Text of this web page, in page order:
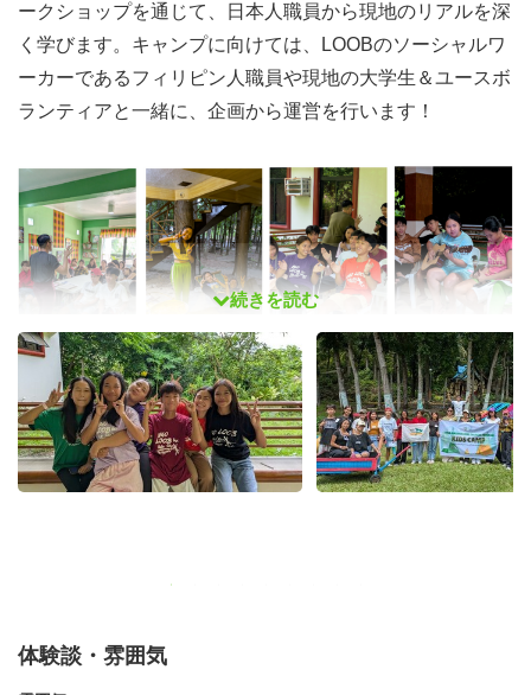
ークショップを通じて、日本人職員から現地のリアルを深
く学びます。キャンプに向けては、LOOBのソーシャルワ
ーカーであるフィリピン人職員や現地の大学生＆ユースボ
ランティアと一緒に、企画から運営を行います！
日比の交流を始めて20年以上の実績があるNGOだからで
シャルワーカーと共に、フィリピンの中高生リーダー25名
続きを読む
体験談・雰囲気